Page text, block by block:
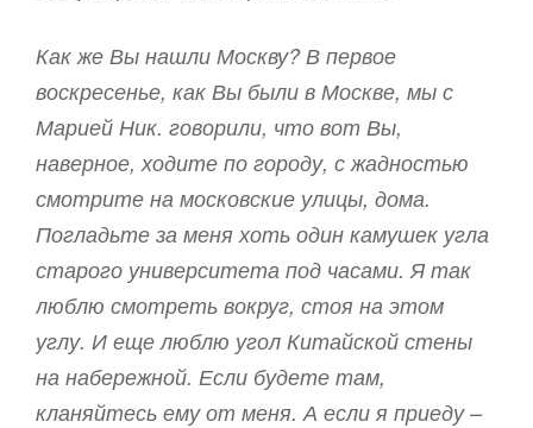
Как же Вы нашли Москву? В первое
воскресенье, как Вы были в Москве, мы с
Марией Ник. говорили, что вот Вы,
наверное, ходите по городу, с жадностью
смотрите на московские улицы, дома.
Погладьте за меня хоть один камушек угла
старого университета под часами. Я так
люблю смотреть вокруг, стоя на этом
углу. И еще люблю угол Китайской стены
на набережной. Если будете там,
кланяйтесь ему от меня. А если я приеду –